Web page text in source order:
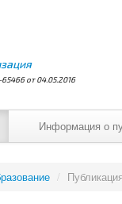
от 04.05.2016
Информация о
/